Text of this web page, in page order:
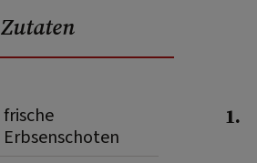
Zutaten
frische
Erbsenschoten